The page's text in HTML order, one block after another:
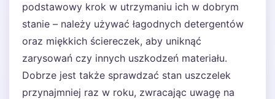
podstawowy krok w utrzymaniu ich w dobrym
stanie – należy używać łagodnych detergentów
oraz miękkich ściereczek, aby uniknąć
zarysowań czy innych uszkodzeń materiału.
Dobrze jest także sprawdzać stan uszczelek
przynajmniej raz w roku, zwracając uwagę na